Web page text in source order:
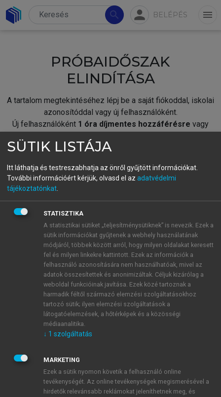
search person BELÉPÉS menu
PRÓBAIDŐSZAK
ELINDÍTÁSA
A tartalom megtekintéséhez lépj be a saját fiókoddal, iskolai
azonosítóddal vagy új felhasználóként.
Új felhasználóként 1 óra díjmentes hozzáférésre vagy
fiókoddal,vagy hozz létre új fiókot.
A regisztráció után apróbaidőszakautomatikusan
BELÉPÉS SAJÁT FIÓKKAL
ÚJ FIÓK LÉTREHOZÁSA
1 óra díjmentes hozzáférés
E-MAIL-CÍM
JELSZÓ
JELSZÓ ÚJRA
SÜTIK LISTÁJA
Itt láthatja és testreszabhatja az önről gyűjtött információkat.
További információért kérjük, olvasd el az adatvédelmi
tájékoztatónkat
STATISZTIKA
A statisztikai sütiket „teljesítménysütiknek” is nevezik. Ezek a
sütik információkat gyűjtenek a webhely használatának
módjáról, többek között arról, hogy milyen oldalakat keresett
fel és milyen linkekre kattintott. Ezek az információk a
felhasználó azonosítására nem használhatóak, mivel az
adatok összesítettek és anonimizáltak. Céljuk kizárólag a
weboldal funkcióinak javítása. Ezek közé tartoznak a
harmadik féltől származó elemzési szolgáltatásokhoz
tartozó sütik; ilyen elemzési szolgáltatások a
látogatóelemzések, a hőtérképek és a közösségi
médiaanalitika.
↓ 1 szolgáltatás
MARKETING
Ezek a sütik nyomon követik a felhasználó online
tevékenységét. Az online tevékenységek megismerésével a
hirdetők relevánsabb reklámokat jeleníthetnek meg, és